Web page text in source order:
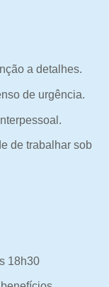
a detalhes.
de urgência.
de trabalhar sob
18h30